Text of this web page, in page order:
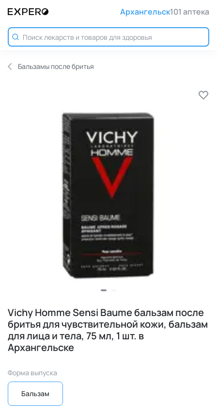
Архангельск101 аптека
Бальзамы после бритья
Vichy Homme Sensi Baume бальзам после
бритья для чувствительной кожи, бальзам
для лица и тела, 75 мл, 1 шт. в
Архангельске
Форма выпуска
Бальзам